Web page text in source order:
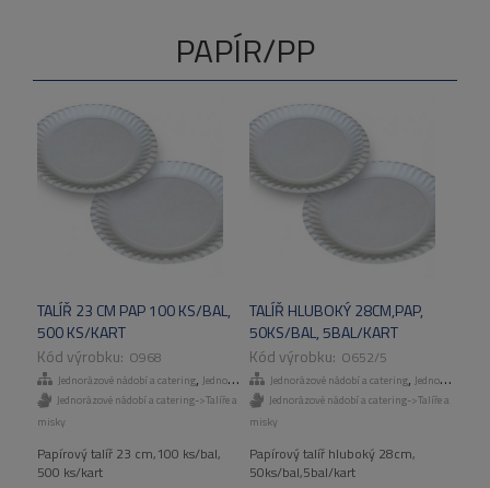
PAPÍR/PP
TALÍŘ 23 CM PAP 100 KS/BAL,
500 KS/KART
O968
Jednorázové nádobí a catering, Jednorázové talíře a misky
Jednorázové nádobí a catering->Talíře a
misky
Papírový talíř 23 cm,100 ks/bal,
500 ks/kart
TALÍŘ HLUBOKÝ 28CM,PAP,
50KS/BAL, 5BAL/KART
O652/5
Jednorázové nádobí a catering, Jednorázové talíře a misky
Jednorázové nádobí a catering->Talíře a
misky
Papírový talíř hluboký 28cm,
50ks/bal,5bal/kart